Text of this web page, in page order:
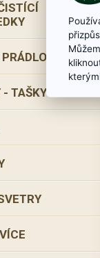
- TAŠKY